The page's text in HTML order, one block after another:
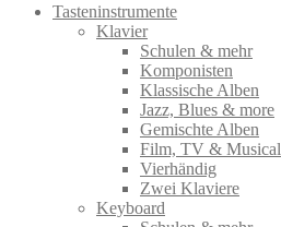
Tasteninstrumente
Klavier
Schulen & mehr
Komponisten
Klassische Alben
Jazz, Blues & more
Gemischte Alben
Film, TV & Musical
Vierhändig
Zwei Klaviere
Keyboard